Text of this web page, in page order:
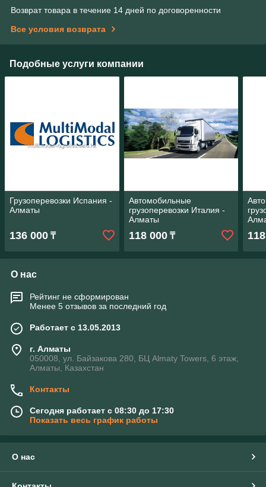
Возврат товара в течение 14 дней по договоренности
Все условия возврата
Подобные услуги компании
Грузоперевозки Испания -
Алматы
136 000 ₸
Автомобильные
грузоперевозки Италия -
Алматы
118 000₸
О нас
Рейтинг не сформирован
Менее 5 отзывов за последний год
Работает с 13.05.2013
г. Алматы
050008, ул. Байзакова 280, БЦ Almaty Towers, 6 этаж,
Алматы, Казахстан
Контакты
Сегодня работает с 08:30 до 17:30
Показать весь график работы
О нас